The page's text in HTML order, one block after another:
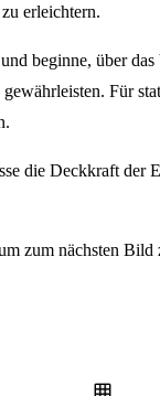
erleichtern.
beginne, über
Für
die Deckkraft der
zum nächsten Bild